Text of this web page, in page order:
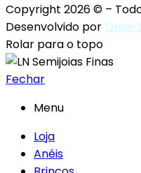
Copyright 2026 © –
Desenvolvido por Onne
Rolar para o topo
Fechar
Menu
Loja
Anéis